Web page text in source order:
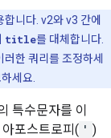
합니다. v2와 v3 간에
title를 대체합니다.
한 쿼리를 조정하세
세요.
특수문자를 이
포스트로피( ' )